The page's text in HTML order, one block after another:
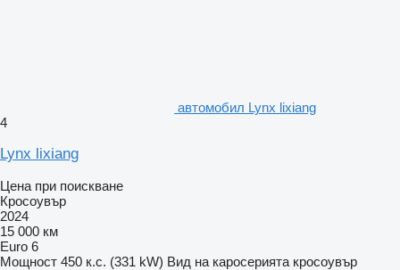
автомобил Lynx lixiang
4
Lynx lixiang
Цена при поискване
Кросоувър
2024
15 000 км
Euro 6
Мощност 450 к.с. (331 kW) Вид на каросерията кросоувър